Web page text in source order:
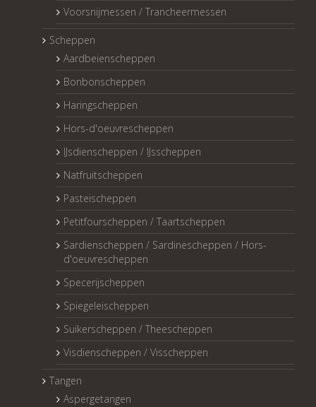
Voorsnijmessen / Trancheermessen
Scheppen
Aardbeienscheppen
Bonbonscheppen
Haringscheppen
Hors-d'oeuvrescheppen
IJsdienscheppen / IJsscheppen
Natfruitscheppen
Pasteischeppen
Petitfourscheppen / Taartscheppen
Sardienscheppen / Sardinescheppen / Hors-
d'oeuvrescheppen
Specerijscheppen
Spiegeleischeppen
Suikerscheppen / Theescheppen
Visdienscheppen / Visscheppen
Tangen
Aspergetangen